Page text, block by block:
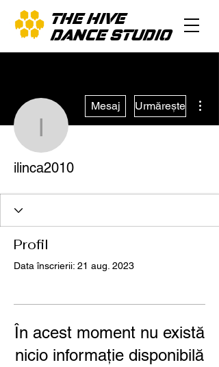
THE HIVE
DANCE STUDIO
ilinca2010
Mesaj Urmărește
ilinca2010
Profil
Data înscrierii: 21 aug. 2023
În acest moment nu există
nicio informație disponibilă